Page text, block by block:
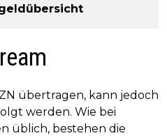
übertragen, kann jedoch
werden. Wie bei
üblich, bestehen die